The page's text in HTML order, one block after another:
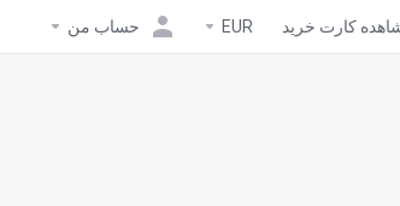
کارت خرید EUR حساب من